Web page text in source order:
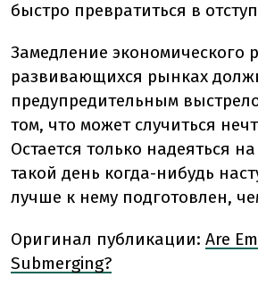
быстро превратиться в
Замедление экономического
развивающихся рынках
предупредительным
том, что может случиться
Остается только надеяться
такой день когда-нибудь
лучше к нему подготовлен,
Оригинал публикации: Are
Submerging?